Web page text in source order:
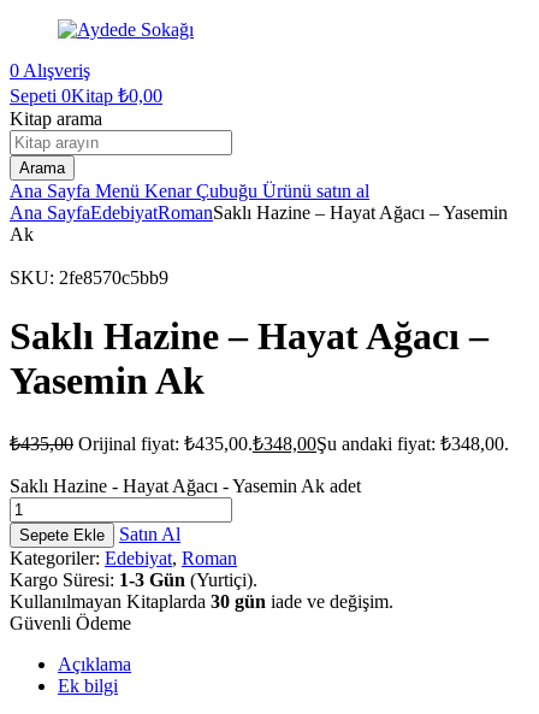
0 Alışveriş
Sepeti 0Kitap ₺0,00
Kitap arama
Arama
Ana Sayfa Menü Kenar Çubuğu Ürünü satın al
Ana SayfaEdebiyatRomanSaklı Hazine – Hayat Ağacı – Yasemin
Ak
SKU: 2fe8570c5bb9
Saklı Hazine – Hayat Ağacı –
Yasemin Ak
₺435,00 Orijinal fiyat: ₺435,00.₺348,00Şu andaki fiyat: ₺348,00.
Saklı Hazine - Hayat Ağacı - Yasemin Ak adet
Sepete Ekle
Satın Al
Kategoriler: Edebiyat, Roman
Kargo Süresi: 1-3 Gün (Yurtiçi).
Kullanılmayan Kitaplarda 30 gün iade ve değişim.
Güvenli Ödeme
Açıklama
Ek bilgi